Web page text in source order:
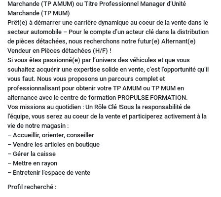
Marchande (TP AMUM) ou Titre Professionnel Manager d’Unité
Marchande (TP MUM)
Prêt(e) à démarrer une carrière dynamique au coeur de la vente dans le
secteur automobile – Pour le compte d’un acteur clé dans la distribution
de pièces détachées, nous recherchons notre futur(e) Alternant(e)
Vendeur en Pièces détachées (H/F) !
Si vous êtes passionné(e) par l’univers des véhicules et que vous
souhaitez acquérir une expertise solide en vente, c’est l’opportunité qu’il
vous faut. Nous vous proposons un parcours complet et
professionnalisant pour obtenir votre TP AMUM ou TP MUM en
alternance avec le centre de formation PROPULSE FORMATION.
Vos missions au quotidien : Un Rôle Clé !Sous la responsabilité de
l’équipe, vous serez au coeur de la vente et participerez activement à la
vie de notre magasin :
– Accueillir, orienter, conseiller
– Vendre les articles en boutique
– Gérer la caisse
– Mettre en rayon
– Entretenir l’espace de vente
Profil recherché :